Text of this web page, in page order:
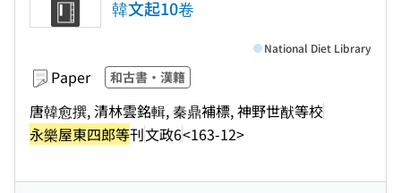
韓文起10卷
Paper 和古書・漢籍
唐韓愈撰, 清林雲銘輯, 秦鼎補標, 神野世猷等校
永樂屋東四郎等刊文政6<163-12>
National Diet Library